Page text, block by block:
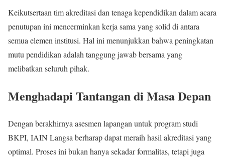
Keikutsertaan tim akreditasi dan tenaga kependidikan dalam acara
penutupan ini mencerminkan kerja sama yang solid di antara
semua elemen institusi. Hal ini menunjukkan bahwa peningkatan
mutu pendidikan adalah tanggung jawab bersama yang
melibatkan seluruh pihak.
Menghadapi Tantangan di Masa Depan
Dengan berakhirnya asesmen lapangan untuk program studi
BKPI, IAIN Langsa berharap dapat meraih hasil akreditasi yang
optimal. Proses ini bukan hanya sekadar formalitas, tetapi juga